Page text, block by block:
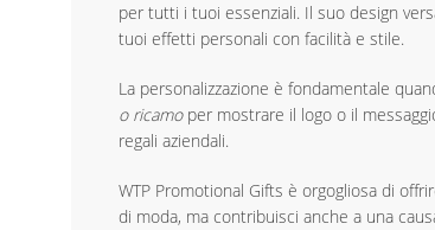
per tutti i tuoi essenziali. Il suo design
tuoi effetti personali con facilità e stile.
La personalizzazione è fondamentale
o ricamoper mostrare il logo o il
regali aziendali.
WTP Promotional Gifts è orgogliosa di
di moda, ma contribuisci anche a una